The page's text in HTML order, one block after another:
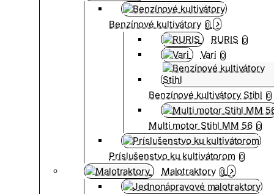
Benzínové kultivátory 0
RURIS 0
Vari 0
Benzínové kultivátory Stihl 0
Multi motor Stihl MM 56 0
Príslušenstvo ku kultivátorom 0
Malotraktory 0